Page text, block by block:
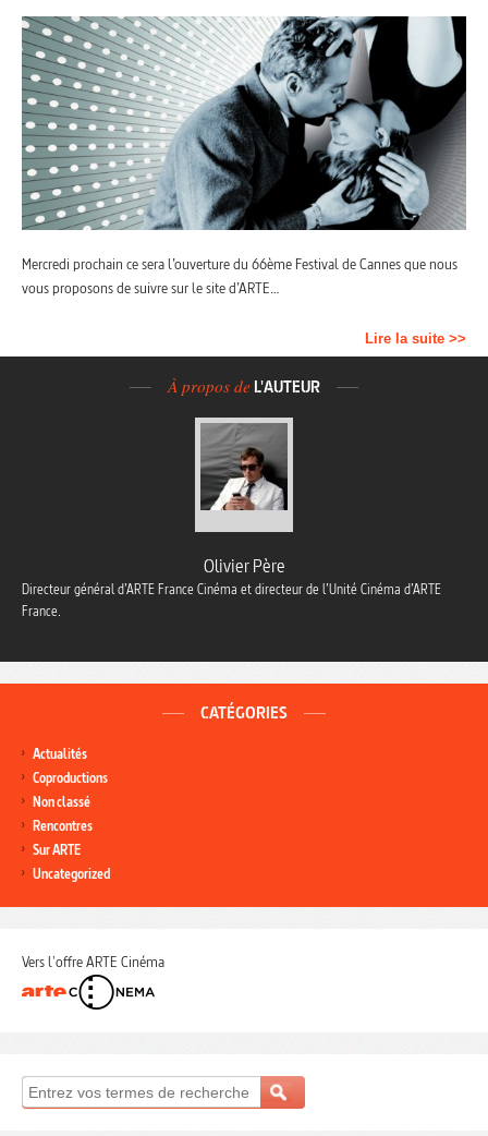
Mercredi prochain ce sera l’ouverture du 66ème Festival de Cannes que nous
vous proposons de suivre sur le site d’ARTE…
Lire la suite >>
À propos de L'AUTEUR
Olivier Père
Directeur général d’ARTE France Cinéma et directeur de l’Unité Cinéma d’ARTE
France.
CATÉGORIES
Actualités
Coproductions
Non classé
Rencontres
Sur ARTE
Uncategorized
Vers l'offre ARTE Cinéma